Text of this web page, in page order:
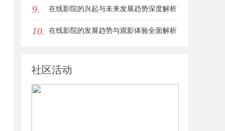
9. 在线影院的兴起与未来发展趋势深度解析
10. 在线影院的发展趋势与观影体验全面解析
社区活动